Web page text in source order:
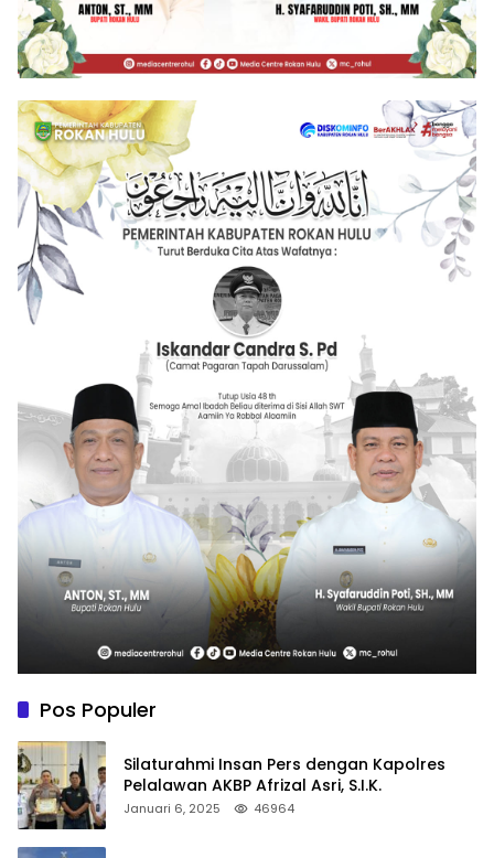
Pos Populer
Silaturahmi Insan Pers dengan Kapolres
Pelalawan AKBP Afrizal Asri, S.I.K.
Januari 6, 2025 46964